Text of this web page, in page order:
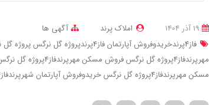
املاک پرند
آگهی ها
فاز4پرندخریدوفروش آپارتمان
فاز4پرندپروژه گل نرگس پروژه گل
مهرپرندفاز4پروژه گل نرگس
فروش مسکن مهرپرندفاز4پروژه گل نرگس
مسکن مهرپرندفاز4پروژه گل نرگس
خریدوفروش آپارتمان شهرپرندفاز4